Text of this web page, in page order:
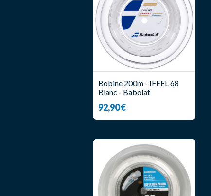
Bobine 200m - IFEEL 68
Blanc - Babolat
92,90 €